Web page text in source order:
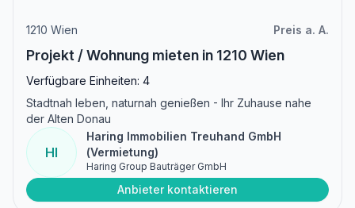
1210 Wien Preis a. A.
Projekt / Wohnung mieten in 1210 Wien
Verfügbare Einheiten: 4
Stadtnah leben, naturnah genießen - Ihr Zuhause nahe
der Alten Donau
HI
Haring Immobilien Treuhand GmbH
(Vermietung)
Haring Group Bauträger GmbH
Anbieter kontaktieren